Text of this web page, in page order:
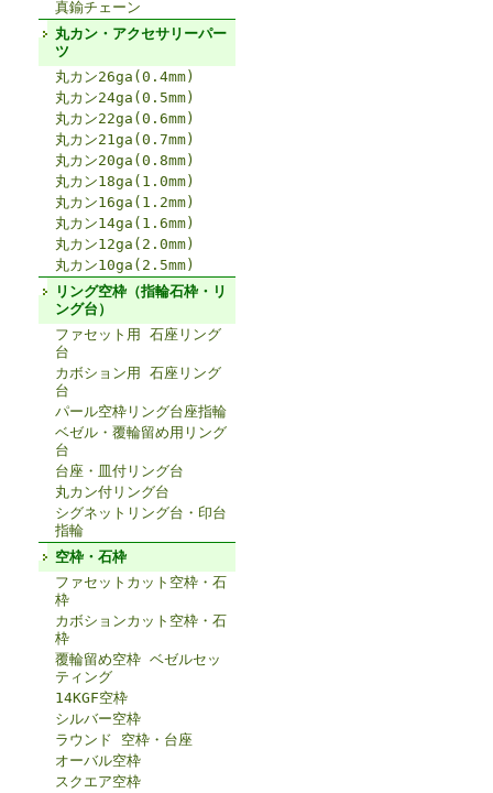
真鍮チェーン
丸カン・アクセサリーパー
ツ
丸カン26ga(0.4mm)
丸カン24ga(0.5mm)
丸カン22ga(0.6mm)
丸カン21ga(0.7mm)
丸カン20ga(0.8mm)
丸カン18ga(1.0mm)
丸カン16ga(1.2mm)
丸カン14ga(1.6mm)
丸カン12ga(2.0mm)
丸カン10ga(2.5mm)
リング空枠（指輪石枠・リ
ング台）
ファセット用 石座リング
台
カボション用 石座リング
台
パール空枠リング台座指輪
ベゼル・覆輪留め用リング
台
台座・皿付リング台
丸カン付リング台
シグネットリング台・印台
指輪
空枠・石枠
ファセットカット空枠・石
枠
カボションカット空枠・石
枠
覆輪留め空枠 ベゼルセッ
ティング
14KGF空枠
シルバー空枠
ラウンド 空枠・台座
オーバル空枠
スクエア空枠